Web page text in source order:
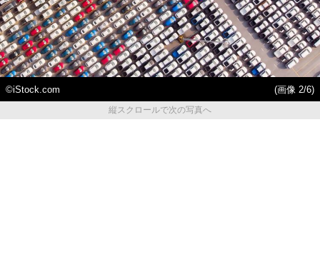
©iStock.com
(画像 2/6)
縦スクロールで次の写真へ